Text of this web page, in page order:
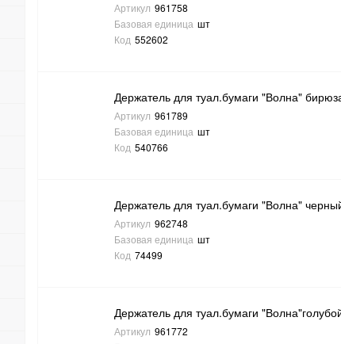
Артикул 961758
Базовая единица шт
Код 552602
Держатель для туал.бумаги "Волна"
Артикул 961789
Базовая единица шт
Код 540766
Держатель для туал.бумаги "Волна"
Артикул 962748
Базовая единица шт
Код 74499
Держатель для туал.бумаги
Артикул 961772